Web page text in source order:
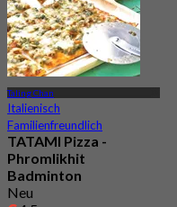
Taling Chan
Italienisch
Familienfreundlich
TATAMI Pizza -
Phromlikhit
Badminton
Neu